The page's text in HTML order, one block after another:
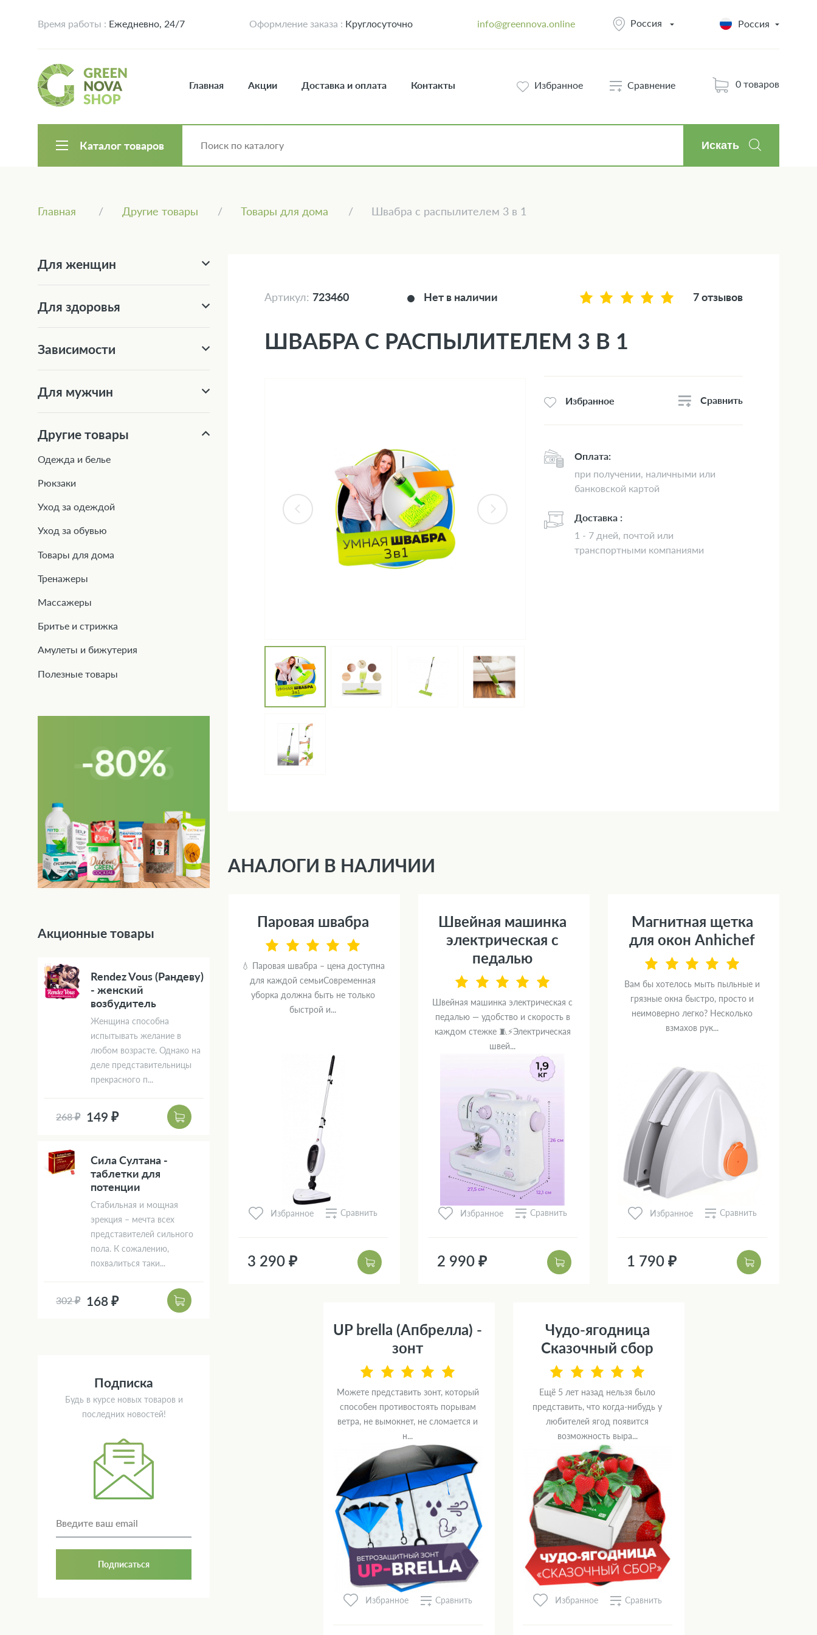
Время работы : Ежедневно, 24/7 Оформление заказа : Круглосуточно info@greennova.online Россия Россия
Главная Акции Доставка и оплата Контакты Избранное Сравнение 0 товаров
Каталог товаров Искать
Главная Другие товары Товары для дома Швабра с распылителем 3 в 1
Артикул: 723460 Нет в наличии 7 отзывов
ШВАБРА С РАСПЫЛИТЕЛЕМ 3 В 1
Избранное Сравнить
Оплата:
при получении, наличными или
банковской картой
Доставка :
1 - 7 дней, почтой или
транспортными компаниями
АНАЛОГИ В НАЛИЧИИ
Паровая швабра
💧 Паровая швабра – цена доступна
для каждой семьиСовременная
уборка должна быть не только
быстрой и...
Избранное Сравнить
3 290 ₽
Швейная машинка
электрическая с
педалью
Швейная машинка электрическая с
педалью — удобство и скорость в
каждом стежке 🧵⚡Электрическая
швей...
Избранное Сравнить
2 990 ₽
Магнитная щетка
для окон Anhichef
Вам бы хотелось мыть пыльные и
грязные окна быстро, просто и
неимоверно легко? Несколько
взмахов рук...
Избранное Сравнить
1 790 ₽
UP brella (Апбрелла) -
зонт
Можете представить зонт, который
способен противостоять порывам
ветра, не вымокнет, не сломается и
н...
Избранное Сравнить
Чудо-ягодница
Сказочный сбор
Ещё 5 лет назад нельзя было
представить, что когда-нибудь у
любителей ягод появится
возможность выра...
Избранное Сравнить
Для женщин
Для здоровья
Зависимости
Для мужчин
Другие товары
Одежда и белье
Рюкзаки
Уход за одеждой
Уход за обувью
Товары для дома
Тренажеры
Массажеры
Бритье и стрижка
Амулеты и бижутерия
Полезные товары
Акционные товары
Rendez Vous (Рандеву)
- женский
возбудитель
Женщина способна
испытывать желание в
любом возрасте. Однако на
деле представительницы
прекрасного п...
268 ₽ 149 ₽
Сила Султана -
таблетки для
потенции
Стабильная и мощная
эрекция – мечта всех
представителей сильного
пола. К сожалению,
похвалиться таки...
302 ₽ 168 ₽
Подписка
Будь в курсе новых товаров и
последних новостей!
Подписаться